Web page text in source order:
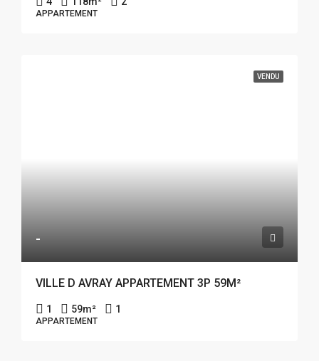
APPARTEMENT
VENDU
-
VILLE D AVRAY APPARTEMENT 3P 59M²
1 59m² 1
APPARTEMENT